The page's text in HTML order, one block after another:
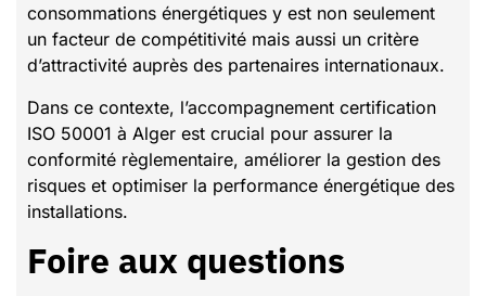
consommations énergétiques y est non seulement
un facteur de compétitivité mais aussi un critère
d’attractivité auprès des partenaires internationaux.
Dans ce contexte, l’accompagnement certification
ISO 50001 à Alger est crucial pour assurer la
conformité règlementaire, améliorer la gestion des
risques et optimiser la performance énergétique des
installations.
Foire aux questions